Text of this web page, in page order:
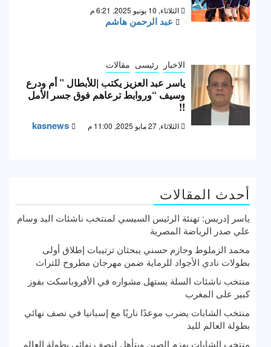
الثلاثاء, 10 يونيو 2025, 6:21 م
عبد الرحمن هاشم
الاخبار رئيسى مقالات
ياسر عبد العزيز يكتب |للأبطال ” أم ودرع
وسيف “وروابط ترعاهم فوق جسر الأمل
!!
الثلاثاء, 27 مايو 2025, 11:00 م kasnews
أحدث المقالات
ياسر إدريس: تهنئة الرئيس السيسي لمنتخب ناشئات اليد وسام
علي صدر الرياضة المصرية
محمد الزملوط وحازم حسني يبحثان ترتيبات إطلاق أولى
بطولات نادي الأجواد للرماية ضمن مهرجان مطروح للتراث
منتخب ناشئات السلة يستهل مشواره في الأفروباسكت بفوز
كبير على المغرب
منتخب الشابات يضرب موعدًا ناريًا مع إسبانيا في نصف نهائي
بطولة العالم لليد
منتخب الشابات يهزم الصين ويتأهل لنصف نهائي بطولة العالم